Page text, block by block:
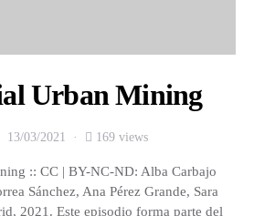
Urban Mining
13/03/2021 169 views
:: CC | BY-NC-ND: Alba Carbajo
Sánchez, Ana Pérez Grande, Sara
2021. Este episodio forma parte del